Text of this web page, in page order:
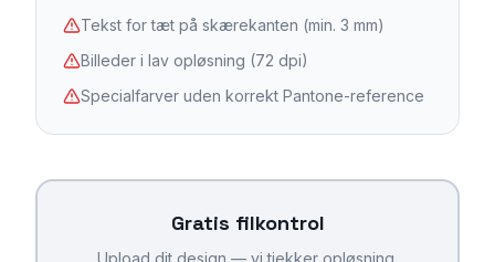
Tekst for tæt på skærekanten (min. 3 mm)
Billeder i lav opløsning (72 dpi)
Specialfarver uden korrekt Pantone-reference
Gratis filkontrol
Upload dit design — vi tjekker opløsning,